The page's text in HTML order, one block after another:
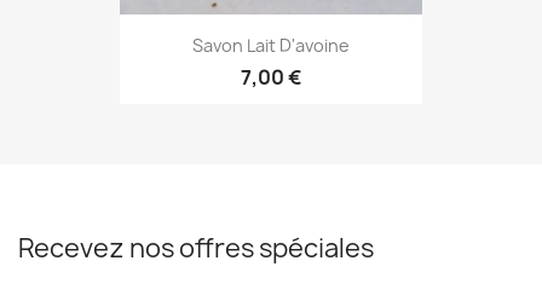
Savon Lait D'avoine
7,00 €
Recevez nos offres spéciales